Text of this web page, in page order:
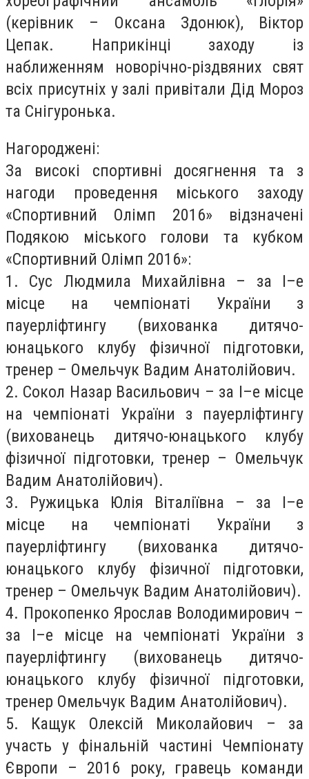
(керівник – Оксана Здонюк), Віктор
Цепак. Наприкінці заходу із
наближенням новорічно-різдвяних свят
всіх присутніх у залі привітали Дід Мороз
та Снігуронька.
Нагороджені:
За високі спортивні досягнення та з
нагоди проведення міського заходу
«Спортивний Олімп 2016» відзначені
Подякою міського голови та кубком
«Спортивний Олімп 2016»:
1. Сус Людмила Михайлівна – за І–е
місце на чемпіонаті України з
пауерліфтингу (вихованка дитячо-
юнацького клубу фізичної підготовки,
тренер – Омельчук Вадим Анатолійович.
2. Сокол Назар Васильович – за І–е місце
на чемпіонаті України з пауерліфтингу
(вихованець дитячо-юнацького клубу
фізичної підготовки, тренер – Омельчук
Вадим Анатолійович).
3. Ружицька Юлія Віталіївна – за І–е
місце на чемпіонаті України з
пауерліфтингу (вихованка дитячо-
юнацького клубу фізичної підготовки,
тренер – Омельчук Вадим Анатолійович).
4. Прокопенко Ярослав Володимирович –
за І–е місце на чемпіонаті України з
пауерліфтингу (вихованець дитячо-
юнацького клубу фізичної підготовки,
тренер Омельчук Вадим Анатолійович).
5. Кащук Олексій Миколайович – за
участь у фінальній частині Чемпіонату
Європи – 2016 року, гравець команди